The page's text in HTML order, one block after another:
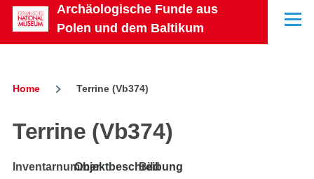
Skip to main content
Archäologische Funde aus
Polen und dem Baltikum
Menu
Home Terrine (Vb374)
Terrine (Vb374)
InventarnummerObjektbeschreibung
Bild